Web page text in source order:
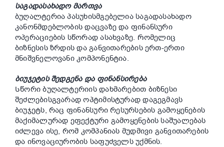
საგადასახადო მართვა
ბუღალტერია პასუხისმგებელია საგადასახადო
კანონმდებლობის დაცვაზე და ფინანსური
ოპერაციების სწორად ასახვაზე. Რომელიც
ბიზნესის ზრდის და განვითარების ერთ-ერთი
მნიშვნელოვანი კომპონენტია.
ბიუჯეტის შედგენა და ფინანსირება
Სწორი ბუღალტერიის დახმარებით ბიზნესი
შეძლებისგვარად ოპტიმისტურად დაგეგმავს
ბიუჯეტს, რაც ფინანსური რესურსების გამოყენების
მაქიმალურად ეფექტური გამოყენების საშუალებას
იძლევა ისე, რომ კომპანიას მუდმივი განვითარების
და ინოვაციურობის საფუძველს უქმნის.